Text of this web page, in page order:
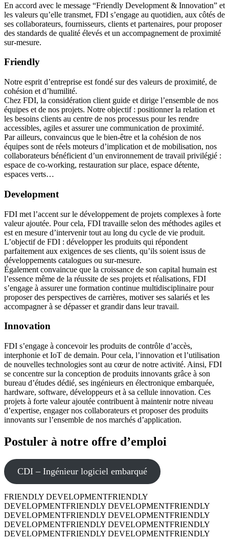
En accord avec le message “Friendly Development & Innovation” et
les valeurs qu’elle transmet, FDI s’engage au quotidien, aux côtés de
ses collaborateurs, fournisseurs, clients et partenaires, pour proposer
des standards de qualité élevés et un accompagnement de proximité
sur-mesure.
Friendly
Notre esprit d’entreprise est fondé sur des valeurs de proximité, de
cohésion et d’humilité.
Chez FDI, la considération client guide et dirige l’ensemble de nos
équipes et de nos projets. Notre objectif : positionner la relation et
les besoins clients au centre de nos processus pour les rendre
accessibles, agiles et assurer une communication de proximité.
Par ailleurs, convaincus que le bien-être et la cohésion de nos
équipes sont de réels moteurs d’implication et de mobilisation, nos
collaborateurs bénéficient d’un environnement de travail privilégié :
espace de co-working, restauration sur place, espace détente,
espaces verts…
Development
FDI met l’accent sur le développement de projets complexes à forte
valeur ajoutée. Pour cela, FDI travaille selon des méthodes agiles et
est en mesure d’intervenir tout au long du cycle de vie produit.
L’objectif de FDI : développer les produits qui répondent
parfaitement aux exigences de ses clients, qu’ils soient issus de
développements catalogues ou sur-mesure.
Également convaincue que la croissance de son capital humain est
l’essence même de la réussite de ses projets et réalisations, FDI
s’engage à assurer une formation continue multidisciplinaire pour
proposer des perspectives de carrières, motiver ses salariés et les
accompagner à se dépasser et grandir dans leur travail.
Innovation
FDI s’engage à concevoir les produits de contrôle d’accès,
interphonie et IoT de demain. Pour cela, l’innovation et l’utilisation
de nouvelles technologies sont au cœur de notre activité. Ainsi, FDI
se concentre sur la conception de produits innovants grâce à son
bureau d’études dédié, ses ingénieurs en électronique embarquée,
hardware, software, développeurs et à sa cellule innovation. Ces
projets à forte valeur ajoutée contribuent à maintenir notre niveau
d’expertise, engager nos collaborateurs et proposer des produits
innovants sur l’ensemble de nos marchés d’application.
Postuler à notre offre d’emploi
CDI – Ingénieur logiciel embarqué
FRIENDLY DEVELOPMENTFRIENDLY
DEVELOPMENTFRIENDLY DEVELOPMENTFRIENDLY
DEVELOPMENTFRIENDLY DEVELOPMENTFRIENDLY
DEVELOPMENTFRIENDLY DEVELOPMENTFRIENDLY
DEVELOPMENTFRIENDLY DEVELOPMENTFRIENDLY